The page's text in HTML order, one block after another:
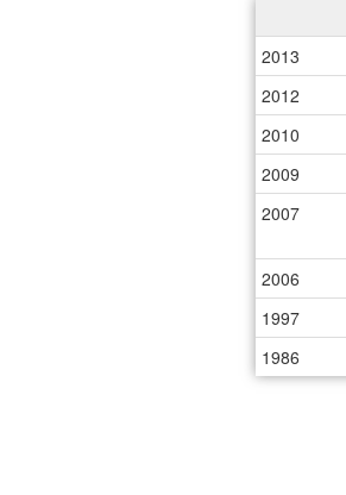
2013
2012
2010
2009
2007
2006
1997
1986